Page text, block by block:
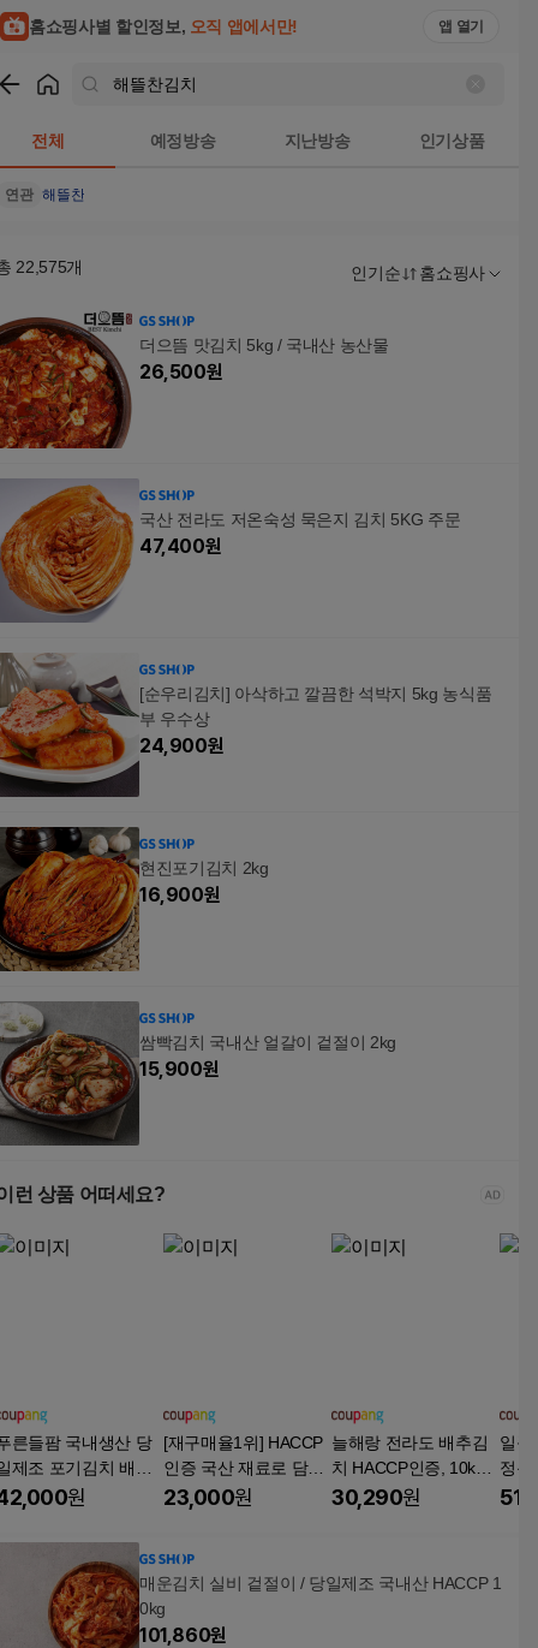
홈쇼핑사별 할인정보, 오직 앱에서만! 앱 열기
전체 예정방송 지난방송 인기상품
연관 해뜰찬
22,575개 인기순 홈쇼핑사
더으뜸 맛김치 5kg / 국내산 농산물
26,500원
국산 전라도 저온숙성 묵은지 김치 5KG 주문
47,400원
[순우리김치] 아삭하고 깔끔한 석박지 5kg 농식품
부 우수상
24,900원
현진포기김치 2kg
16,900원
쌈빡김치 국내산 얼갈이 겉절이 2kg
15,900원
런 상품 어떠세요?
른들팜 국내생산 당
제조 포기김치 배추
치, 10kg, 1박스
원
[재구매율1위] HACCP
인증 국산 재료로 담근
깊은맛 포기김치(골드),
23,000원
늘해랑 전라도 배추김
치 HACCP인증, 10kg,
1개
30,290원
일품
정용
매운김치 실비 겉절이 / 당일제조 국내산 HACCP 1
0kg
101,860원